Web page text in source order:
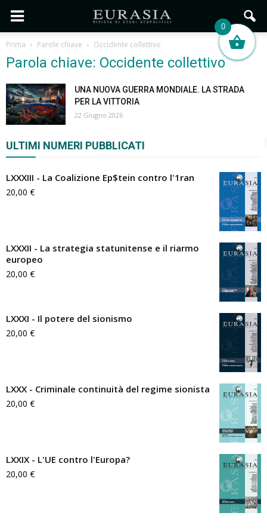
Prima Parole chiave Occidente collettivo
Parola chiave: Occidente collettivo
UNA NUOVA GUERRA MONDIALE. LA STRADA
PER LA VITTORIA
22 Giugno 2026
ULTIMI NUMERI PUBBLICATI
LXXXIII - La Coalizione Ep$tein contro l'1ran
20,00 €
LXXXII - La strategia statunitense e il riarmo
europeo
20,00 €
LXXXI - Il potere del sionismo
20,00 €
LXXX - Criminale continuità del regime sionista
20,00 €
LXXIX - L'UE contro l'Europa?
20,00 €
0